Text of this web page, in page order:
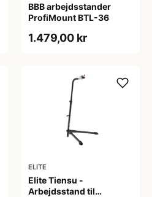
BBB arbejdsstander
ProfiMount BTL-36
1.479,00 kr
ELITE
Elite Tiensu -
Arbejdsstand til